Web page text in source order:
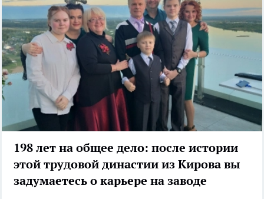
198 лет на общее дело: после истории
этой трудовой династии из Кирова вы
задумаетесь о карьере на заводе